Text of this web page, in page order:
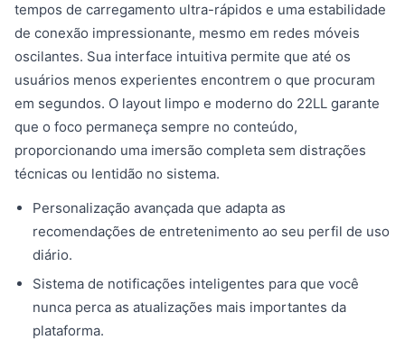
tempos de carregamento ultra-rápidos e uma estabilidade
de conexão impressionante, mesmo em redes móveis
oscilantes. Sua interface intuitiva permite que até os
usuários menos experientes encontrem o que procuram
em segundos. O layout limpo e moderno do 22LL garante
que o foco permaneça sempre no conteúdo,
proporcionando uma imersão completa sem distrações
técnicas ou lentidão no sistema.
Personalização avançada que adapta as
recomendações de entretenimento ao seu perfil de uso
diário.
Sistema de notificações inteligentes para que você
nunca perca as atualizações mais importantes da
plataforma.